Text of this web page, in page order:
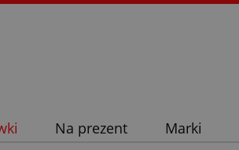
Na prezent Marki